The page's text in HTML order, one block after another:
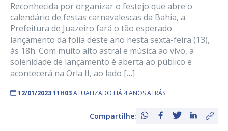
Reconhecida por organizar o festejo que abre o
calendário de festas carnavalescas da Bahia, a
Prefeitura de Juazeiro fará o tão esperado
lançamento da folia deste ano nesta sexta-feira (13),
às 18h. Com muito alto astral e música ao vivo, a
solenidade de lançamento é aberta ao público e
acontecerá na Orla II, ao lado […]
12/01/2023 11H03ATUALIZADO HÁ 4 ANOS ATRÁS
Compartilhe: